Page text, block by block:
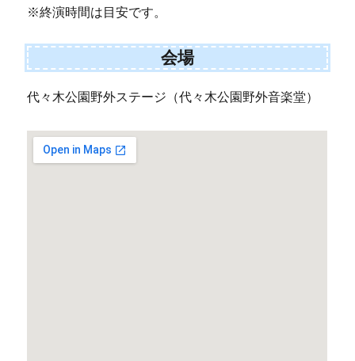
※終演時間は目安です。
会場
代々木公園野外ステージ（代々木公園野外音楽堂）